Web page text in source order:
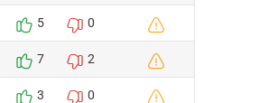
5 0
7 2
3 0